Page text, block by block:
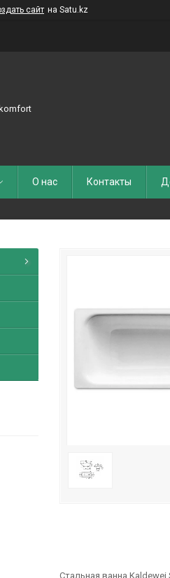
сайт на Satu.kz
О нас Контакты
Стальная ванна